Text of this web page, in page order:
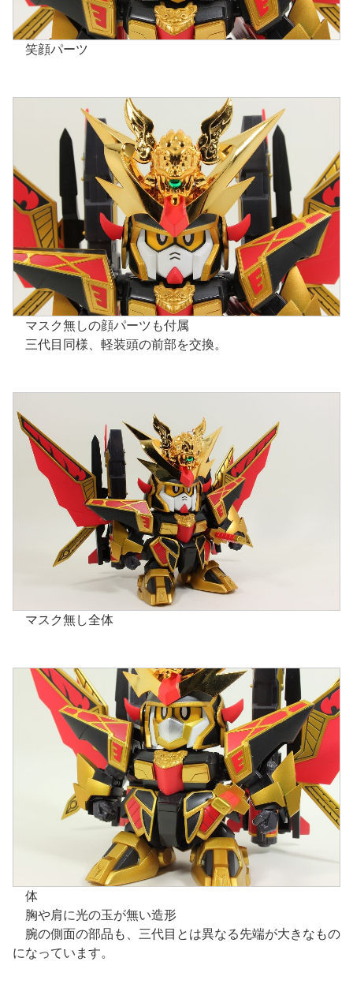
笑顔パーツ
マスク無しの顔パーツも付属
三代目同様、軽装頭の前部を交換。
マスク無し全体
体
胸や肩に光の玉が無い造形
腕の側面の部品も、三代目とは異なる先端が大きなもの
になっています。